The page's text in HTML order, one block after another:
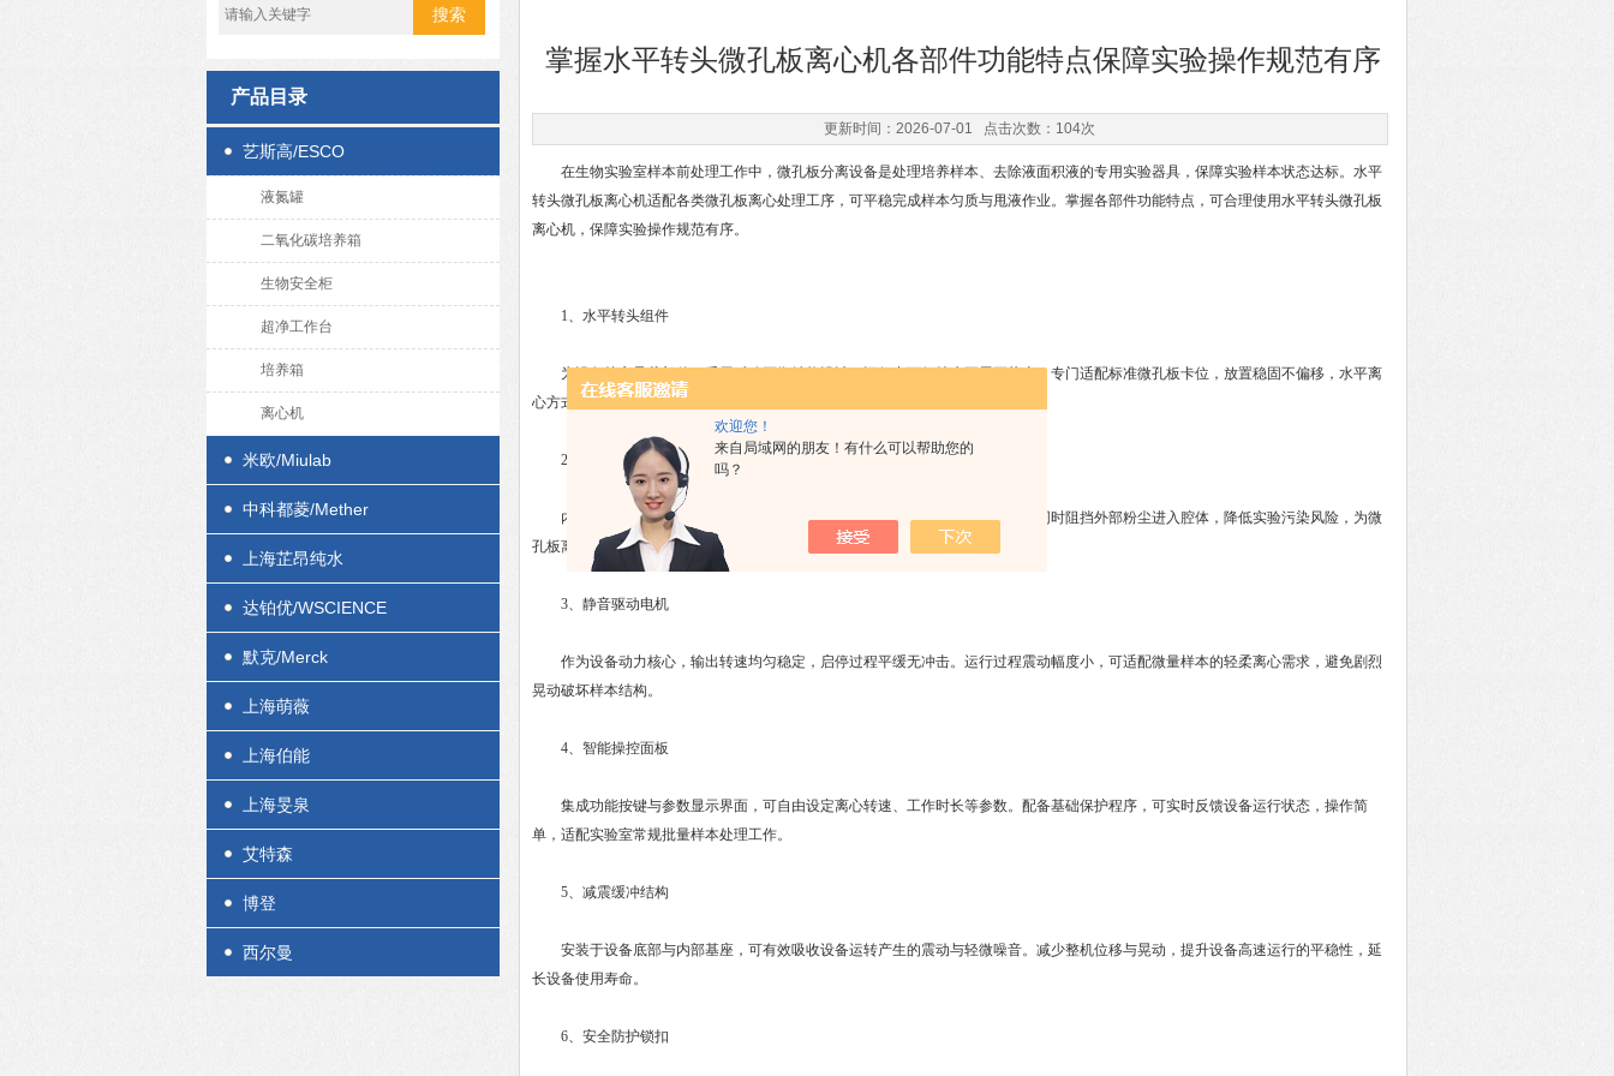
欢迎您！
来自局域网的朋友！有什么可以帮助您的
吗？
产品目录
艺斯高/ESCO
液氮罐
二氧化碳培养箱
生物安全柜
超净工作台
培养箱
离心机
米欧/Miulab
中科都菱/Mether
上海芷昂纯水
达铂优/WSCIENCE
默克/Merck
上海萌薇
上海伯能
上海旻泉
艾特森
博登
西尔曼
掌握水平转头微孔板离心机各部件功能特点保障实验操作规范有序
更新时间：2026-07-01 点击次数：104次
在生物实验室样本前处理工作中，微孔板分离设备是处理培养样本、去除液面积液的专用实验器具，保障实验样本状态达标。水平
转头微孔板离心机适配各类微孔板离心处理工序，可平稳完成样本匀质与甩液作业。掌握各部件功能特点，可合理使用水平转头微孔板
离心机 ，保障实验操作规范有序。
1、水平转头组件
为设备核心承载部件，采用对称平衡结构设计，运行中可保持水平展开状态。专门适配标准微孔板卡位，放置稳固不偏移，水平离
心方式可均匀处理板面积液，避免样本飞溅、交叉污染。
2、密闭离心腔体
内置封闭式作业空间，材质耐腐蚀且易于清洁，可隔绝样本雾化液滴外泄。同时阻挡外部粉尘进入腔体，降低实验污染风险，为微
孔板离心作业提供洁净安全的运行环境。
3、静音驱动电机
作为设备动力核心，输出转速均匀稳定，启停过程平缓无冲击。运行过程震动幅度小，可适配微量样本的轻柔离心需求，避免剧烈
晃动破坏样本结构。
4、智能操控面板
集成功能按键与参数显示界面，可自由设定离心转速、工作时长等参数。配备基础保护程序，可实时反馈设备运行状态，操作简
单，适配实验室常规批量样本处理工作。
5、减震缓冲结构
安装于设备底部与内部基座，可有效吸收设备运转产生的震动与轻微噪音。减少整机位移与晃动，提升设备高速运行的平稳性，延
长设备使用寿命。
6、安全防护锁扣